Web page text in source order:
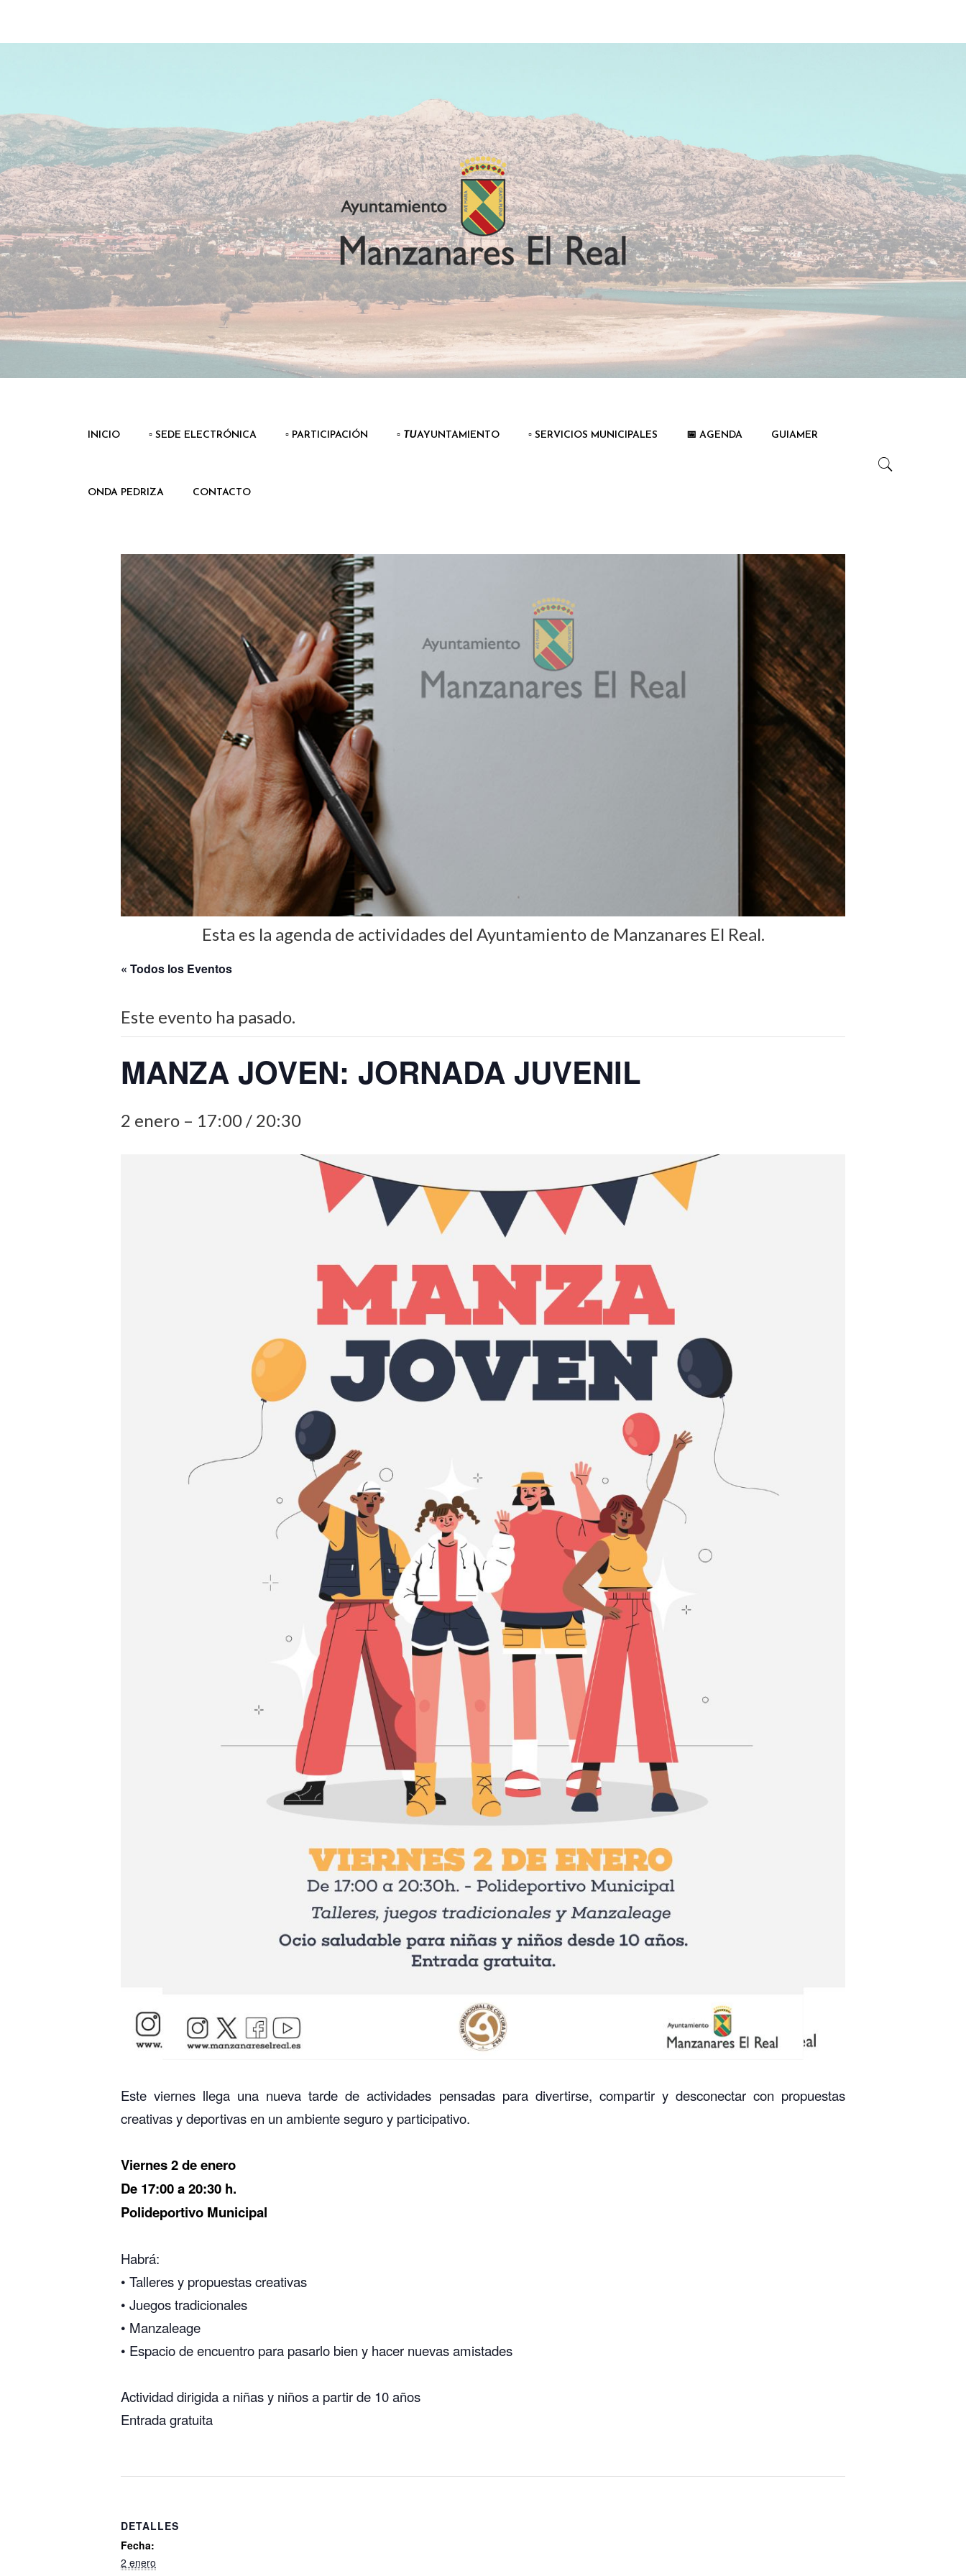
INICIO ▫️ SEDE ELECTRÓNICA ▫️ PARTICIPACIÓN ▫️ TUAYUNTAMIENTO ▫️ SERVICIOS MUNICIPALES 📅 AGENDA GUIAMER
ONDA PEDRIZA CONTACTO
Esta es la agenda de actividades del Ayuntamiento de Manzanares El Real.
« Todos los Eventos
Este evento ha pasado.
MANZA JOVEN: JORNADA JUVENIL
2 enero – 17:00 / 20:30
Este viernes llega una nueva tarde de actividades pensadas para divertirse, compartir y desconectar con propuestas
creativas y deportivas en un ambiente seguro y participativo.
Viernes 2 de enero
De 17:00 a 20:30 h.
Polideportivo Municipal
Habrá:
• Talleres y propuestas creativas
• Juegos tradicionales
• Manzaleage
• Espacio de encuentro para pasarlo bien y hacer nuevas amistades
Actividad dirigida a niñas y niños a partir de 10 años
Entrada gratuita
DETALLES
Fecha:
2 enero